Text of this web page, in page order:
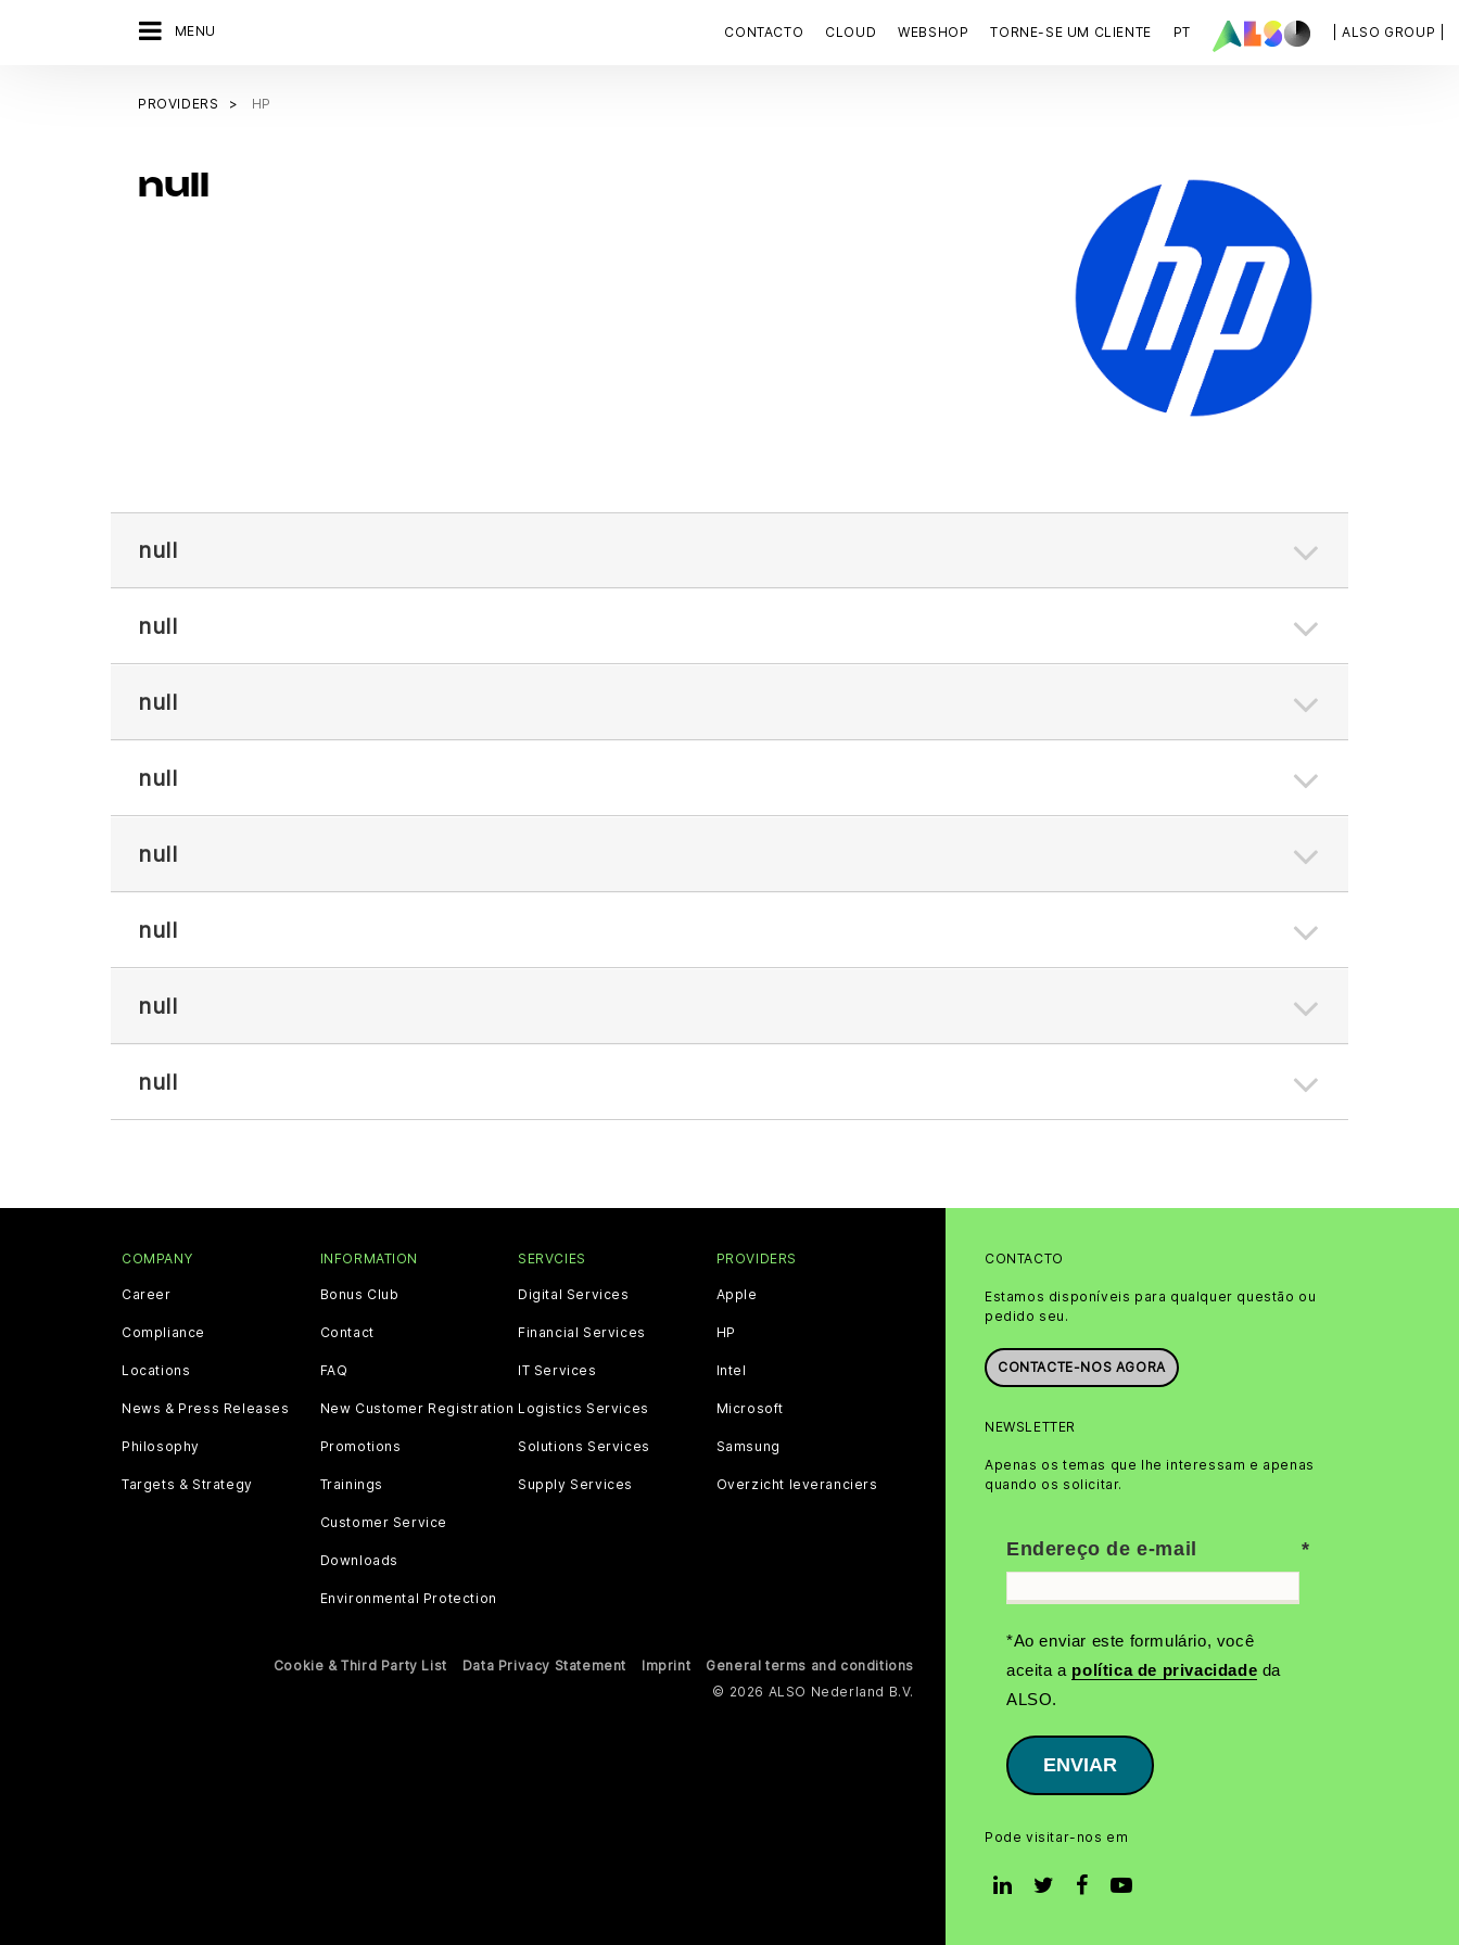
MENU | ALSO GROUP |
CONTACTO CLOUD WEBSHOP TORNE-SE UM CLIENTE PT
PROVIDERS HP
null
null
null
null
null
null
null
null
null
CONTACTO
Estamos disponíveis para qualquer questão ou
pedido seu.
CONTACTE-NOS AGORA
NEWSLETTER
Apenas os temas que lhe interessam e apenas
quando os solicitar.
Endereço de e-mail
*Ao enviar este formulário, você
aceita a política de privacidade da
ALSO.
ENVIAR
Pode visitar-nos em
COMPANY
Career
Compliance
Locations
News & Press Releases
Philosophy
Targets & Strategy
INFORMATION
Bonus Club
Contact
FAQ
New Customer Registration
Promotions
Trainings
Customer Service
Downloads
Environmental Protection
SERVCIES
Digital Services
Financial Services
IT Services
Logistics Services
Solutions Services
Supply Services
PROVIDERS
Apple
HP
Intel
Microsoft
Samsung
Overzicht leveranciers
Cookie & Third Party List Data Privacy Statement Imprint
General terms and conditions
© 2026 ALSO Nederland B.V.